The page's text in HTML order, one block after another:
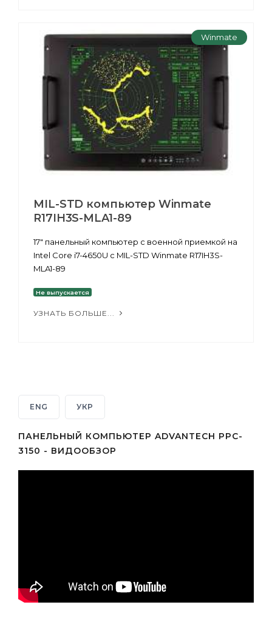
Winmate
MIL-STD компьютер Winmate
R17IH3S-MLA1-89
17" панельный компьютер с военной приемкой на
Intel Core i7-4650U с MIL-STD Winmate R17IH3S-
MLA1-89
Не выпускается
УЗНАТЬ БОЛЬШЕ...
ENG УКР
ПАНЕЛЬНЫЙ КОМПЬЮТЕР ADVANTECH PPC-
3150 - ВИДООБЗОР